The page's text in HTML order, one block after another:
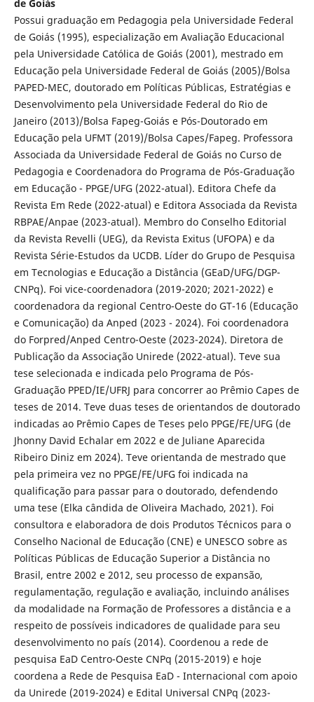
de Goiás
Possui graduação em Pedagogia pela Universidade Federal
de Goiás (1995), especialização em Avaliação Educacional
pela Universidade Católica de Goiás (2001), mestrado em
Educação pela Universidade Federal de Goiás (2005)/Bolsa
PAPED-MEC, doutorado em Políticas Públicas, Estratégias e
Desenvolvimento pela Universidade Federal do Rio de
Janeiro (2013)/Bolsa Fapeg-Goiás e Pós-Doutorado em
Educação pela UFMT (2019)/Bolsa Capes/Fapeg. Professora
Associada da Universidade Federal de Goiás no Curso de
Pedagogia e Coordenadora do Programa de Pós-Graduação
em Educação - PPGE/UFG (2022-atual). Editora Chefe da
Revista Em Rede (2022-atual) e Editora Associada da Revista
RBPAE/Anpae (2023-atual). Membro do Conselho Editorial
da Revista Revelli (UEG), da Revista Exitus (UFOPA) e da
Revista Série-Estudos da UCDB. Líder do Grupo de Pesquisa
em Tecnologias e Educação a Distância (GEaD/UFG/DGP-
CNPq). Foi vice-coordenadora (2019-2020; 2021-2022) e
coordenadora da regional Centro-Oeste do GT-16 (Educação
e Comunicação) da Anped (2023 - 2024). Foi coordenadora
do Forpred/Anped Centro-Oeste (2023-2024). Diretora de
Publicação da Associação Unirede (2022-atual). Teve sua
tese selecionada e indicada pelo Programa de Pós-
Graduação PPED/IE/UFRJ para concorrer ao Prêmio Capes de
teses de 2014. Teve duas teses de orientandos de doutorado
indicadas ao Prêmio Capes de Teses pelo PPGE/FE/UFG (de
Jhonny David Echalar em 2022 e de Juliane Aparecida
Ribeiro Diniz em 2024). Teve orientanda de mestrado que
pela primeira vez no PPGE/FE/UFG foi indicada na
qualificação para passar para o doutorado, defendendo
uma tese (Elka cândida de Oliveira Machado, 2021). Foi
consultora e elaboradora de dois Produtos Técnicos para o
Conselho Nacional de Educação (CNE) e UNESCO sobre as
Políticas Públicas de Educação Superior a Distância no
Brasil, entre 2002 e 2012, seu processo de expansão,
regulamentação, regulação e avaliação, incluindo análises
da modalidade na Formação de Professores a distância e a
respeito de possíveis indicadores de qualidade para seu
desenvolvimento no país (2014). Coordenou a rede de
pesquisa EaD Centro-Oeste CNPq (2015-2019) e hoje
coordena a Rede de Pesquisa EaD - Internacional com apoio
da Unirede (2019-2024) e Edital Universal CNPq (2023-